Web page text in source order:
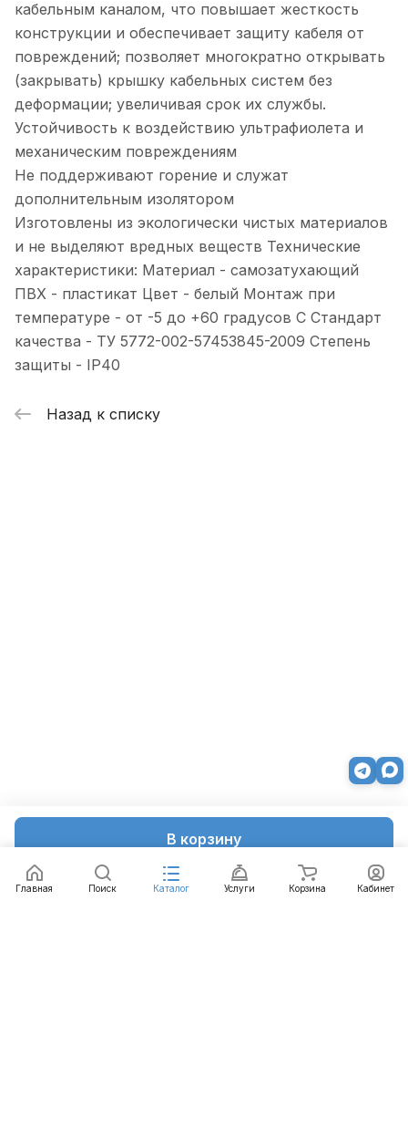
В корзину
кабельным каналом, что повышает жесткость
конструкции и обеспечивает защиту кабеля от
повреждений; позволяет многократно открывать
(закрывать) крышку кабельных систем без
деформации; увеличивая срок их службы.
Устойчивость к воздействию ультрафиолета и
механическим повреждениям
Не поддерживают горение и служат
дополнительным изолятором
Изготовлены из экологически чистых материалов
и не выделяют вредных веществ Технические
характеристики: Материал - самозатухающий
ПВХ - пластикат Цвет - белый Монтаж при
температуре - от -5 до +60 градусов С Стандарт
качества - ТУ 5772-002-57453845-2009 Степень
защиты - IP40
Назад к списку
Главная Поиск Каталог Услуги Корзина Кабинет